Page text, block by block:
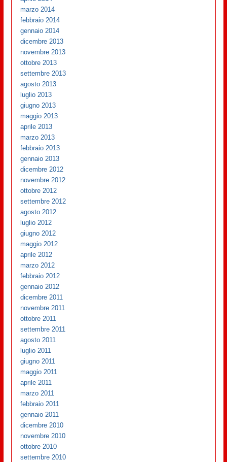
marzo 2014
febbraio 2014
gennaio 2014
dicembre 2013
novembre 2013
ottobre 2013
settembre 2013
agosto 2013
luglio 2013
giugno 2013
maggio 2013
aprile 2013
marzo 2013
febbraio 2013
gennaio 2013
dicembre 2012
novembre 2012
ottobre 2012
settembre 2012
agosto 2012
luglio 2012
giugno 2012
maggio 2012
aprile 2012
marzo 2012
febbraio 2012
gennaio 2012
dicembre 2011
novembre 2011
ottobre 2011
settembre 2011
agosto 2011
luglio 2011
giugno 2011
maggio 2011
aprile 2011
marzo 2011
febbraio 2011
gennaio 2011
dicembre 2010
novembre 2010
ottobre 2010
settembre 2010